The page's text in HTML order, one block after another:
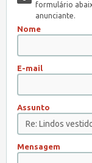
formulário
anunciante.
Nome
E-mail
Assunto
Mensagem